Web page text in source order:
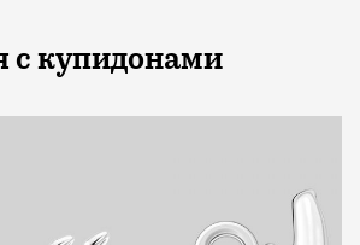
с купидонами